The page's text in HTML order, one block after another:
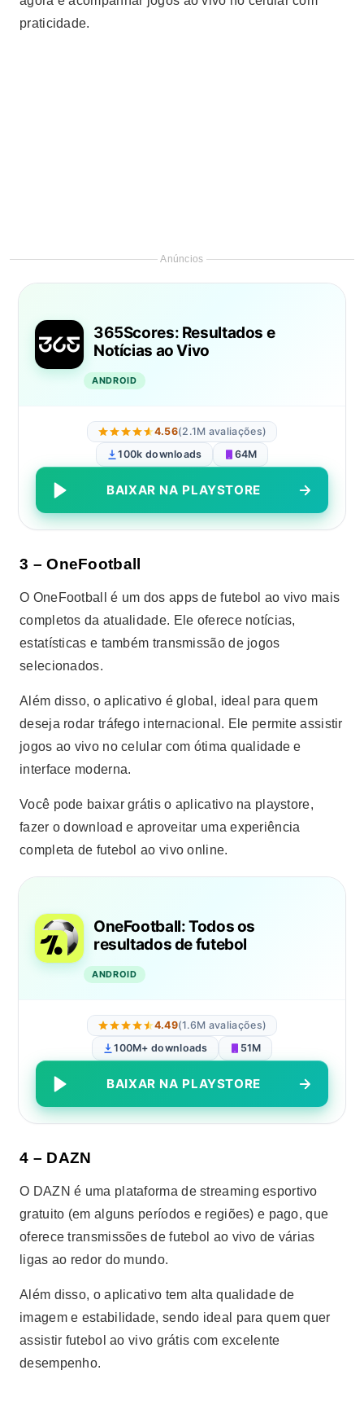
praticidade.
Anúncios
365Scores: Resultados e
Notícias ao Vivo
ANDROID
4.56(2.1M avaliações)
100k downloads
64M
BAIXAR NA PLAYSTORE
3 – OneFootball
O OneFootball é um dos apps de futebol ao vivo mais
completos da atualidade. Ele oferece notícias,
estatísticas e também transmissão de jogos
selecionados.
Além disso, o aplicativo é global, ideal para quem
deseja rodar tráfego internacional. Ele permite assistir
jogos ao vivo no celular com ótima qualidade e
interface moderna.
Você pode baixar grátis o aplicativo na playstore,
fazer o download e aproveitar uma experiência
completa de futebol ao vivo online.
OneFootball: Todos os
resultados de futebol
ANDROID
4.49(1.6M avaliações)
100M+ downloads
51M
BAIXAR NA PLAYSTORE
4 – DAZN
O DAZN é uma plataforma de streaming esportivo
gratuito (em alguns períodos e regiões) e pago, que
oferece transmissões de futebol ao vivo de várias
ligas ao redor do mundo.
Além disso, o aplicativo tem alta qualidade de
imagem e estabilidade, sendo ideal para quem quer
assistir futebol ao vivo grátis com excelente
desempenho.